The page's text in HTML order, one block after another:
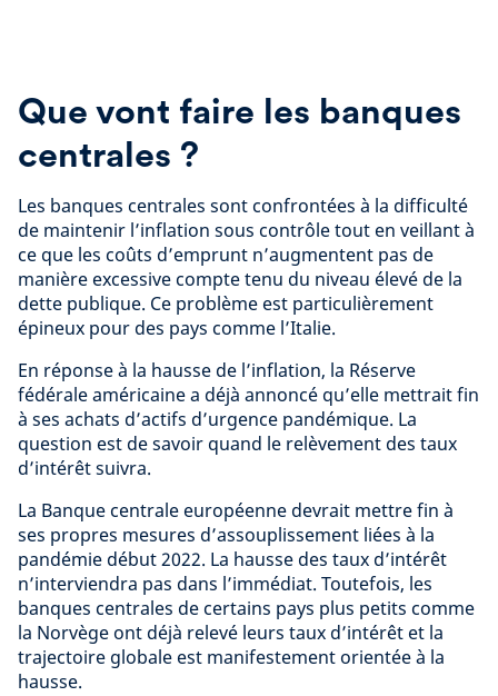
Que vont faire les banques
centrales ?
Les banques centrales sont confrontées à la difficulté
de maintenir l’inflation sous contrôle tout en veillant à
ce que les coûts d’emprunt n’augmentent pas de
manière excessive compte tenu du niveau élevé de la
dette publique. Ce problème est particulièrement
épineux pour des pays comme l’Italie.
En réponse à la hausse de l’inflation, la Réserve
fédérale américaine a déjà annoncé qu’elle mettrait fin
à ses achats d’actifs d’urgence pandémique. La
question est de savoir quand le relèvement des taux
d’intérêt suivra.
La Banque centrale européenne devrait mettre fin à
ses propres mesures d’assouplissement liées à la
pandémie début 2022. La hausse des taux d’intérêt
n’interviendra pas dans l’immédiat. Toutefois, les
banques centrales de certains pays plus petits comme
la Norvège ont déjà relevé leurs taux d’intérêt et la
trajectoire globale est manifestement orientée à la
hausse.